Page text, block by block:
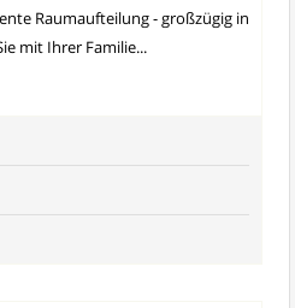
Raumaufteilung - großzügig in
mit Ihrer Familie...